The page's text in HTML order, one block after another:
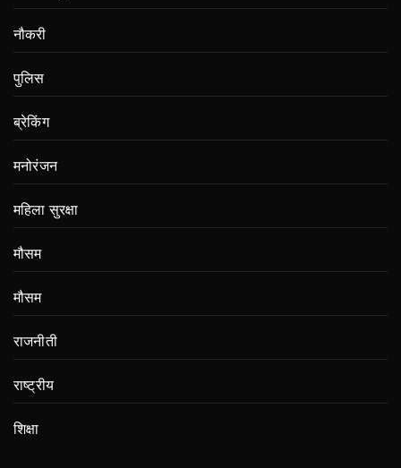
नौकरी
पुलिस
ब्रेकिंग
मनोरंजन
महिला सुरक्षा
मौसम
मौसम
राजनीती
राष्ट्रीय
शिक्षा